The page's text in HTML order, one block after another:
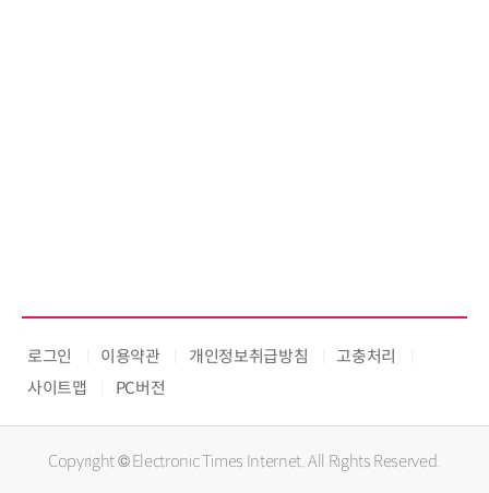
로그인 이용약관 개인정보취급방침
고충처리
사이트맵
PC버전
Copyright © Electronic Times Internet. All Rights Reserved.